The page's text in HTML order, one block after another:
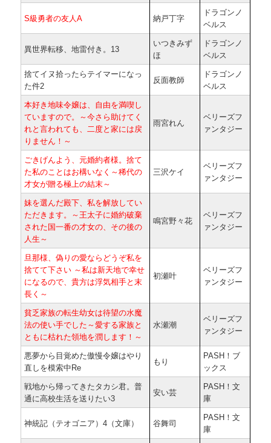
S級勇者の友人A 納戸丁字
ドラゴンノ
ベルス
異世界転移、地雷付き。13
いつきみず
ほ
ドラゴンノ
ベルス
捨てイヌ拾ったらテイマーになっ
た件2
反面教師
ドラゴンノ
ベルス
本好き地味令嬢は、自由を満喫し
ていますので。～今さら助けてく
れと言われても、二度と家には戻
りません！～
雨宮れん
ベリーズフ
ァンタジー
ごきげんよう、元婚約者様。捨て
た私のことはお構いなく～稀代の
才女が贈る極上の結末～
三沢ケイ
ベリーズフ
ァンタジー
妹を選んだ殿下、私を解放してい
ただきます。～王太子に婚約破棄
された国一番の才女の、その後の
人生～
鳴宮野々花
ベリーズフ
ァンタジー
旦那様、偽りの愛ならどうぞ私を
捨てて下さい ～私は新天地で幸せ
になるので、貴方は浮気相手と末
長く～
初瀬叶
ベリーズフ
ァンタジー
貧乏家族の転生幼女は待望の水魔
法の使い手でした～愛する家族と
ともに枯れた領地を潤します！～
水瀬潮
ベリーズフ
ァンタジー
悪夢から目覚めた傲慢令嬢はやり
直しを模索中Re
もり
PASH！ブ
ックス
戦地から帰ってきたタカシ君。普
通に高校生活を送りたい3
安い芸
PASH！文
庫
神統記（テオゴニア）4（文庫） 谷舞司
PASH！文
庫